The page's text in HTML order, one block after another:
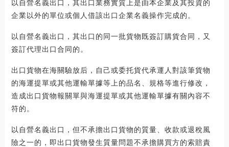
以自營名義出口，其出口業務實質上是由本企業及其投資的
企業以外的單位或個人借該出口企業名義操作完成的。
以自營名義出口，其出口的同一批貨物既簽訂購貨合同，又
簽訂代理出口合同的。
出口貨物在海關驗放后，自己或委托貨代承運人對該筆貨物
的海運提單或其他運輸單據等上的品名、規格等進行修改，
造成出口貨物報關單與海運提單或其他運輸單據有關內容不
符的。
以自營名義出口，但不承擔出口貨物的質量、收款或退稅風
險之一的，即出口貨物發生質量問題不承擔購買方的索賠責